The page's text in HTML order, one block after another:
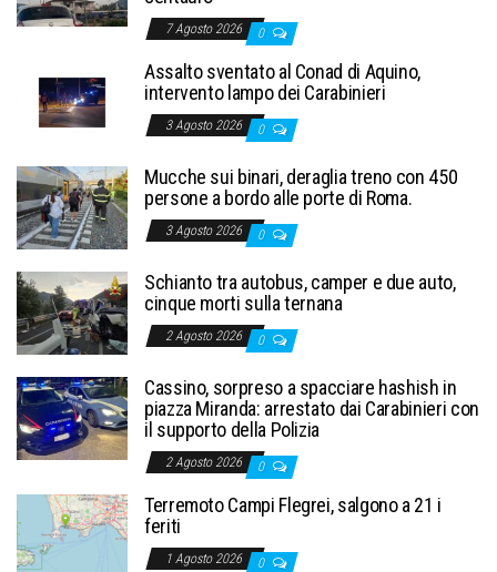
7 Agosto 2026 0
Assalto sventato al Conad di Aquino,
intervento lampo dei Carabinieri
3 Agosto 2026 0
Mucche sui binari, deraglia treno con 450
persone a bordo alle porte di Roma.
3 Agosto 2026 0
Schianto tra autobus, camper e due auto,
cinque morti sulla ternana
2 Agosto 2026 0
Cassino, sorpreso a spacciare hashish in
piazza Miranda: arrestato dai Carabinieri con
il supporto della Polizia
2 Agosto 2026 0
Terremoto Campi Flegrei, salgono a 21 i
feriti
1 Agosto 2026 0